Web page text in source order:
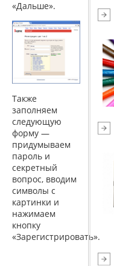
«Дальше».
Также
заполняем
следующую
форму —
придумываем
пароль и
секретный
вопрос, вводим
символы с
картинки и
нажимаем
кнопку
«Зарегистрировать».